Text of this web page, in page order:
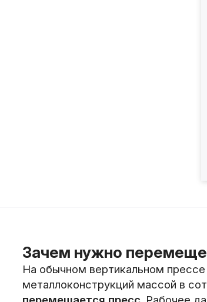
Зачем нужно
На обычном вертикальном
металлоконструкций массой в